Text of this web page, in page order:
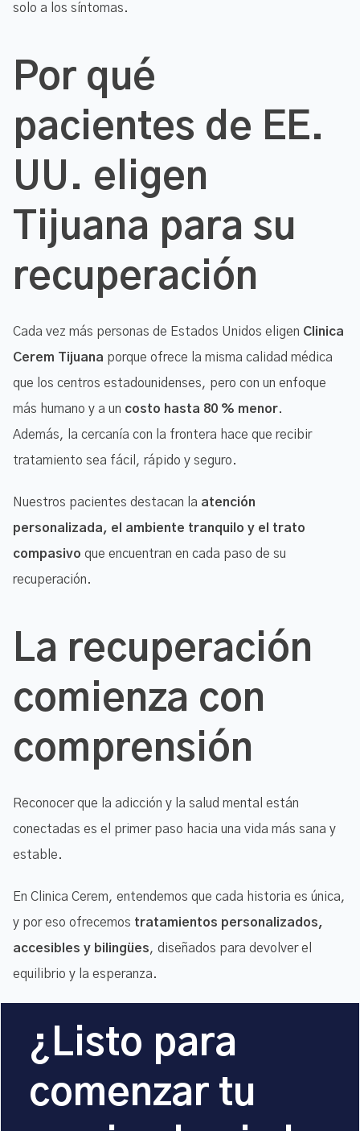
solo a los síntomas.
Por qué
pacientes de EE.
UU. eligen
Tijuana para su
recuperación
Cada vez más personas de Estados Unidos eligen Clinica
Cerem Tijuana porque ofrece la misma calidad médica
que los centros estadounidenses, pero con un enfoque
más humano y a un costo hasta 80 % menor.
Además, la cercanía con la frontera hace que recibir
tratamiento sea fácil, rápido y seguro.
Nuestros pacientes destacan la atención
personalizada, el ambiente tranquilo y el trato
compasivo que encuentran en cada paso de su
recuperación.
La recuperación
comienza con
comprensión
Reconocer que la adicción y la salud mental están
conectadas es el primer paso hacia una vida más sana y
estable.
En Clinica Cerem, entendemos que cada historia es única,
y por eso ofrecemos tratamientos personalizados,
accesibles y bilingües, diseñados para devolver el
equilibrio y la esperanza.
¿Listo para
comenzar tu